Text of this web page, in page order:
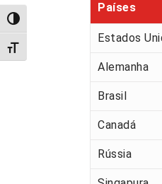
Alternar alto contraste
Alternar tamanho da fonte
Países
Estados
Alemanha
Brasil
Canadá
Rússia